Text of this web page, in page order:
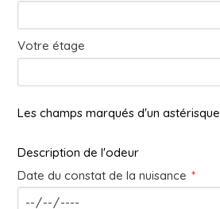
Votre étage
Les champs marqués d'un astérisque
Description de l'odeur
Date du constat de la nuisance *